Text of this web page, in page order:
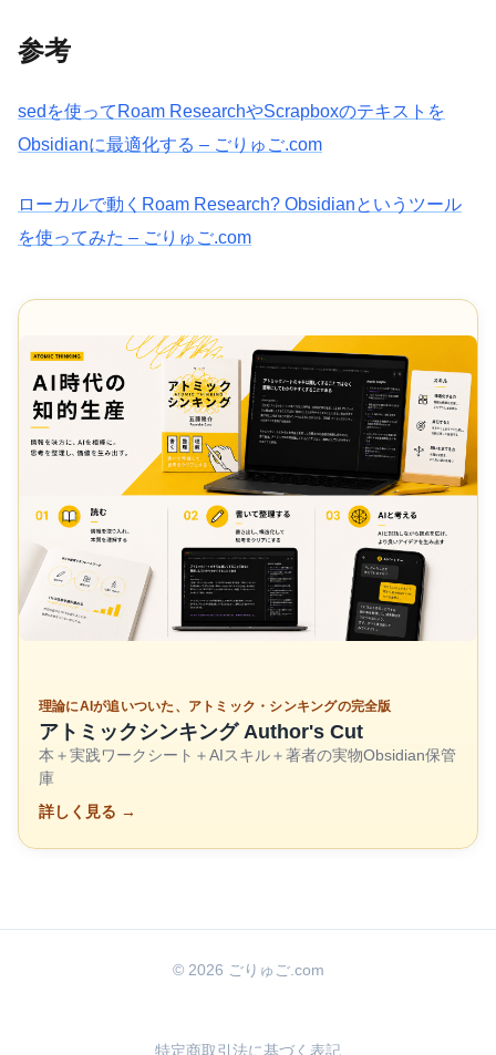
参考
sedを使ってRoam ResearchやScrapboxのテキストを
Obsidianに最適化する – ごりゅご.com
ローカルで動くRoam Research? Obsidianというツール
を使ってみた – ごりゅご.com
理論にAIが追いついた、アトミック・シンキングの完全版
アトミックシンキング Author's Cut
本＋実践ワークシート＋AIスキル＋著者の実物Obsidian保管
庫
詳しく見る →
© 2026 ごりゅご.com
特定商取引法に基づく表記